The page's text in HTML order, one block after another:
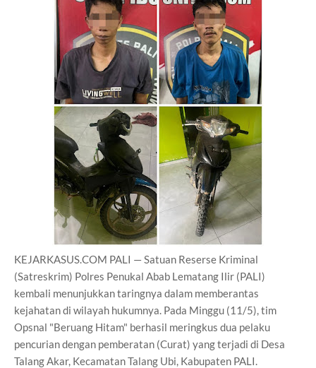
KEJARKASUS.COM PALI — Satuan Reserse Kriminal
(Satreskrim) Polres Penukal Abab Lematang Ilir (PALI)
kembali menunjukkan taringnya dalam memberantas
kejahatan di wilayah hukumnya. Pada Minggu (11/5), tim
Opsnal "Beruang Hitam" berhasil meringkus dua pelaku
pencurian dengan pemberatan (Curat) yang terjadi di Desa
Talang Akar, Kecamatan Talang Ubi, Kabupaten PALI.